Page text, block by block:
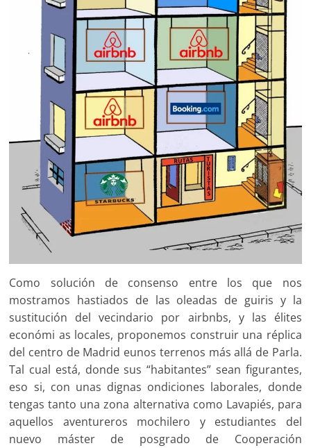
Como solución de consenso entre los que nos
mostramos hastiados de las oleadas de guiris y la
sustitución del vecindario por airbnbs, y las élites
económi as locales, proponemos construir una réplica
del centro de Madrid eunos terrenos más allá de Parla.
Tal cual está, donde sus “habitantes” sean figurantes,
eso si, con unas dignas ondiciones laborales, donde
tengas tanto una zona alternativa como Lavapiés, para
aquellos aventureros mochilero y estudiantes del
nuevo máster de posgrado de Cooperación